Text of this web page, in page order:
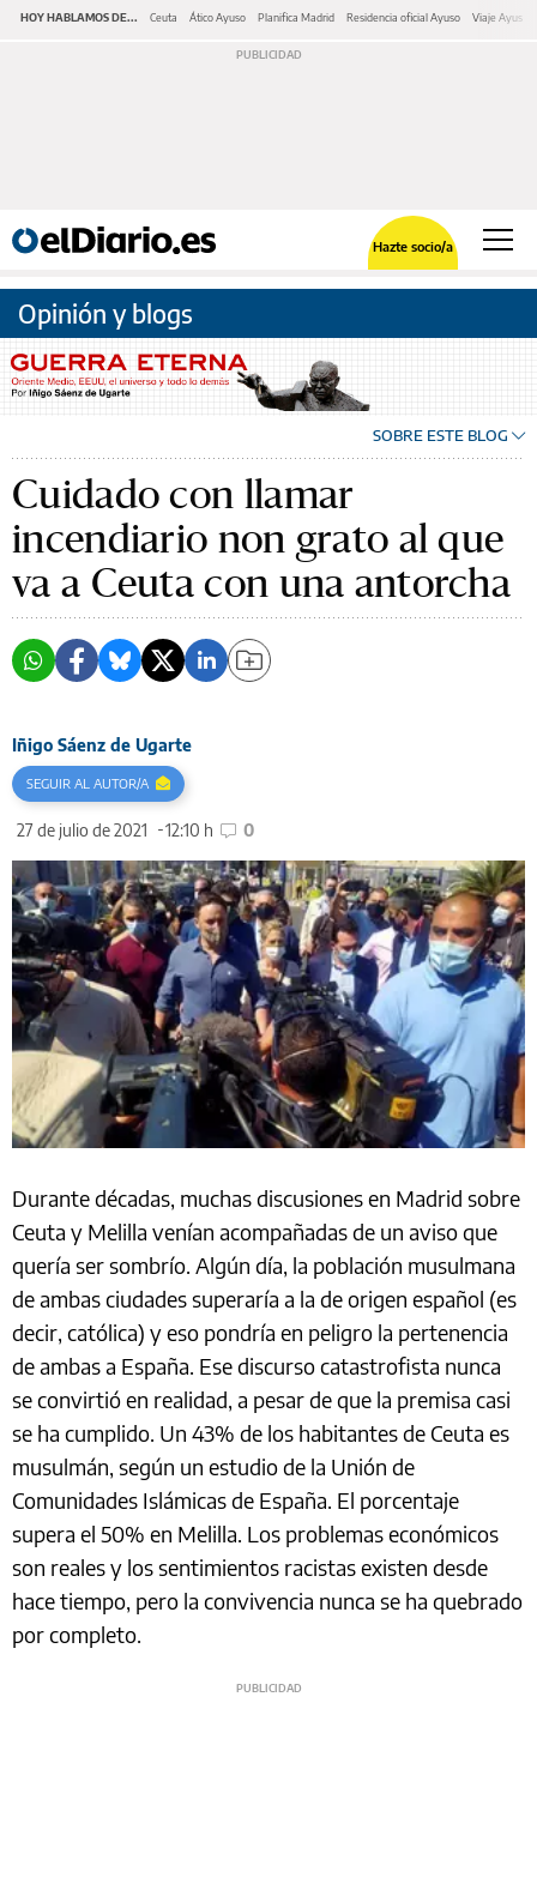
HOY HABLAMOS DE... Ceuta Ático Ayuso Planifica Madrid Residencia oficial Ayuso Viaje Ayuso
Hazte socio/a
Opinión y blogs
SOBRE ESTE BLOG
Cuidado con llamar
incendiario non grato al que
va a Ceuta con una antorcha
Iñigo Sáenz de Ugarte
27 de julio de 2021 12:10 h 0
SEGUIR AL AUTOR/A
Durante décadas, muchas discusiones en Madrid sobre
Ceuta y Melilla venían acompañadas de un aviso que
quería ser sombrío. Algún día, la población musulmana
de ambas ciudades superaría a la de origen español (es
decir, católica) y eso pondría en peligro la pertenencia
de ambas a España. Ese discurso catastrofista nunca
se convirtió en realidad, a pesar de que la premisa casi
se ha cumplido. Un 43% de los habitantes de Ceuta es
musulmán, según un estudio de la Unión de
Comunidades Islámicas de España. El porcentaje
supera el 50% en Melilla. Los problemas económicos
son reales y los sentimientos racistas existen desde
hace tiempo, pero la convivencia nunca se ha quebrado
por completo.